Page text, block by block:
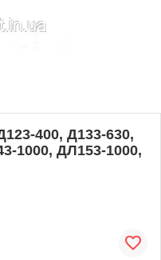
400, Д133-630,
1000, ДЛ153-1000,